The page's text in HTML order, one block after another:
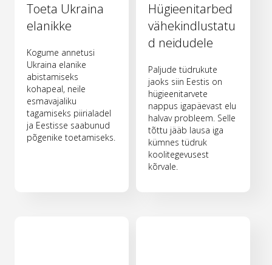
Toeta Ukraina
elanikke
Kogume annetusi
Ukraina elanike
abistamiseks
kohapeal, neile
esmavajaliku
tagamiseks piirialadel
ja Eestisse saabunud
põgenike toetamiseks.
Hügieenitarbed
vähekindlustatu
d neidudele
Paljude tüdrukute
jaoks siin Eestis on
hügieenitarvete
nappus igapäevast elu
halvav probleem. Selle
tõttu jääb lausa iga
kümnes tüdruk
koolitegevusest
kõrvale.